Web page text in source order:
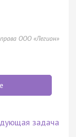
ООО «Легион»
задача